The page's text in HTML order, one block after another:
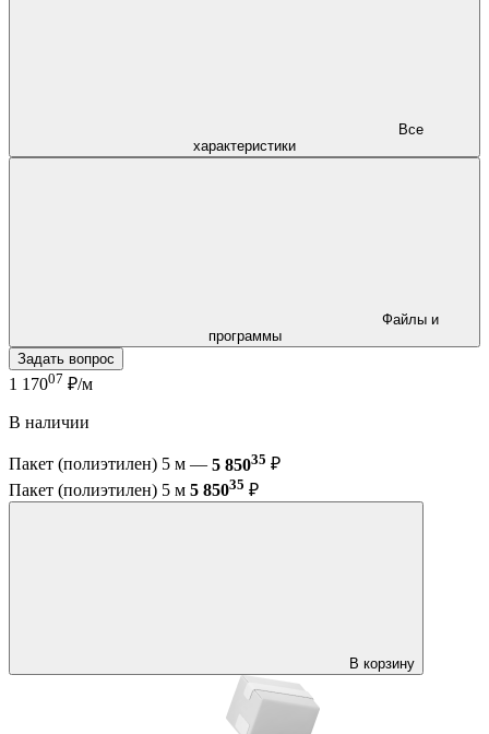
характеристики
программы
Задать вопрос
1 17007 ₽/м
В наличии
Пакет (полиэтилен) 5 м — 5 85035 ₽
Пакет (полиэтилен) 5 м 5 85035 ₽
В корзину